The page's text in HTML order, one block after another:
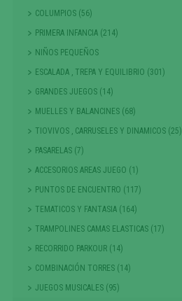
COLUMPIOS (56)
PRIMERA INFANCIA (214)
NIÑOS PEQUEÑOS
ESCALADA , TREPA Y EQUILIBRIO (301)
GRANDES JUEGOS (14)
MUELLES Y BALANCINES (68)
TIOVIVOS , CARRUSELES Y DINAMICOS (25)
PASARELAS (7)
ACCESORIOS AREAS JUEGO (1)
PUNTOS DE ENCUENTRO (117)
TEMATICOS Y FANTASIA (164)
TRAMPOLINES CAMAS ELASTICAS (17)
RECORRIDO PARKOUR (14)
COMBINACIÓN TORRES (14)
JUEGOS MUSICALES (95)